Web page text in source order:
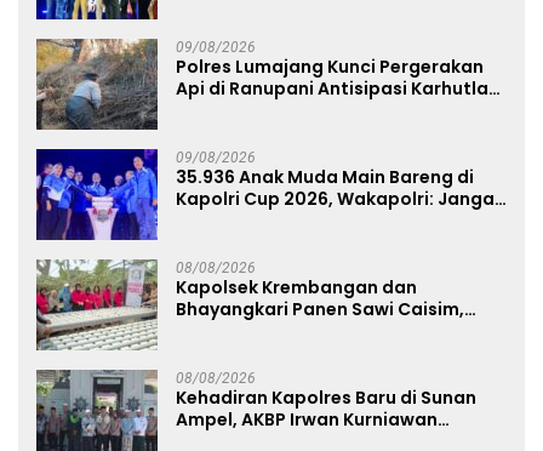
09/08/2026
Polres Lumajang Kunci Pergerakan
Api di Ranupani Antisipasi Karhutla
09/08/2026
35.936 Anak Muda Main Bareng di
Kapolri Cup 2026, Wakapolri: Jangan
08/08/2026
Kapolsek Krembangan dan
Bhayangkari Panen Sawi Caisim,
08/08/2026
Kehadiran Kapolres Baru di Sunan
Ampel, AKBP Irwan Kurniawan